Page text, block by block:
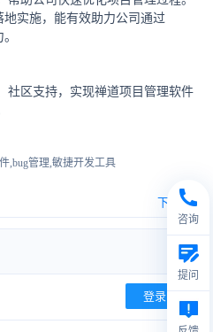
实施，能有效助力公司通过
社区支持，实现禅道项目管理软件
,bug管理,敏捷开发工具
下一篇
登录
咨询
提问